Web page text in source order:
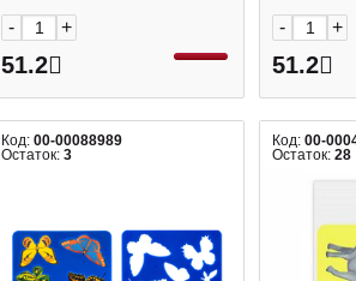
- +
51.2
- +
51.2
Код: 00-00088989
Остаток: 3
Код:00-
Остаток:28